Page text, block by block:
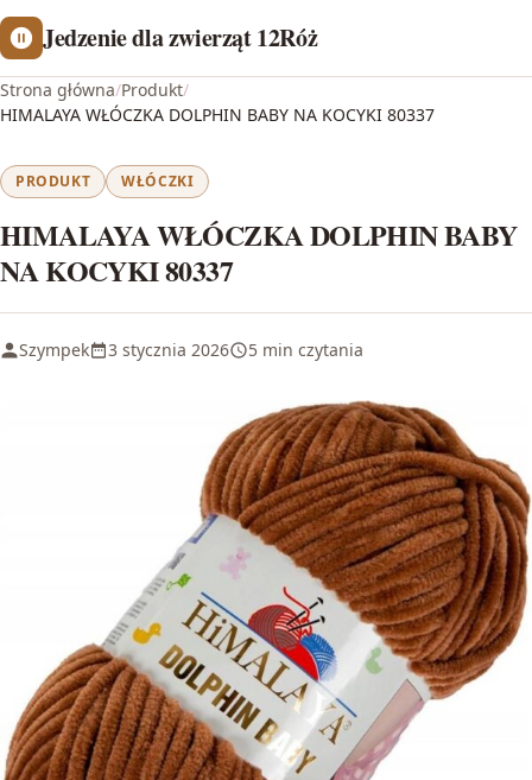
Jedzenie dla zwierząt 12Róż
Strona główna/Produkt/
HIMALAYA WŁÓCZKA DOLPHIN BABY NA KOCYKI 80337
PRODUKT WŁÓCZKI
HIMALAYA WŁÓCZKA DOLPHIN BABY
NA KOCYKI 80337
Szympek 3 stycznia 2026 5 min czytania